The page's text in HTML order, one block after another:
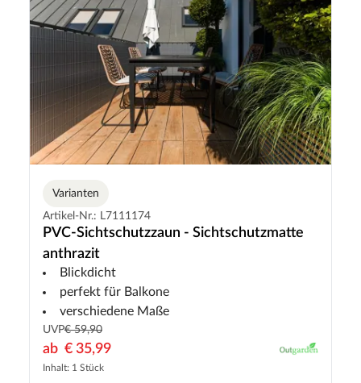
Varianten
Artikel-Nr.: L7111174
PVC-Sichtschutzzaun - Sichtschutzmatte
anthrazit
Blickdicht
perfekt für Balkone
verschiedene Maße
UVP€ 59,90
ab € 35,99
Inhalt: 1 Stück